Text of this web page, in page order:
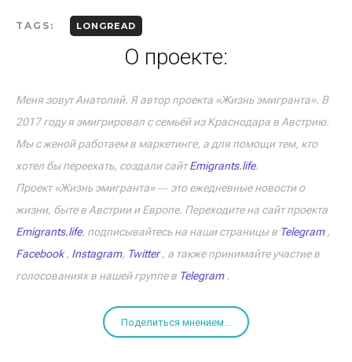
TAGS: LONGREAD
О проекте:
Меня зовут Анатолий. Я автор проекта «Жизнь эмигранта». В
2017 году я эмигрировал с семьёй из Краснодара в Австрию.
Мы с женой работаем в маркетинге, а для помощи тем, кто
хотел бы переехать, создали сайтEmigrants.life.
Проект «Жизнь эмигранта» ― это ежедневные новости о
жизни, быте в Австрии и Европе. Переходите на сайт проекта
Emigrants.life, подписывайтесь на наши страницы в Telegram,
Facebook, Instagram, Twitter, а также принимайте участие в
голосованиях в нашей группе в Telegram.
Поделиться мнением...